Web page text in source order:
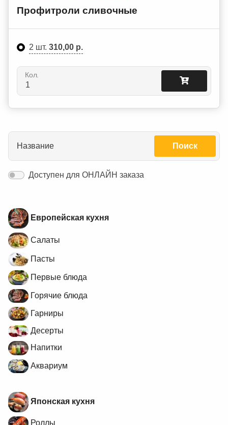
Профитроли сливочные
2 шт. 310,00 р.
Кол.
Название
Доступен для ОНЛАЙН заказа
Поиск
Европейская кухня
Салаты
Пасты
Первые блюда
Горячие блюда
Гарниры
Десерты
Напитки
Аквариум
Японская кухня
Роллы